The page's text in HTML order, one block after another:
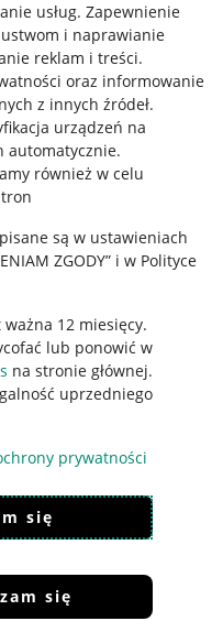
usług. Zapewnienie
i naprawianie
reklam i treści.
oraz informowanie
z innych źródeł.
urządzeń na
automatycznie.
również w celu
są w ustawieniach
ZGODY” i w Polityce
12 miesięcy.
lub ponowić w
na stronie głównej.
uprzedniego
prywatności
się
się
regulaminu